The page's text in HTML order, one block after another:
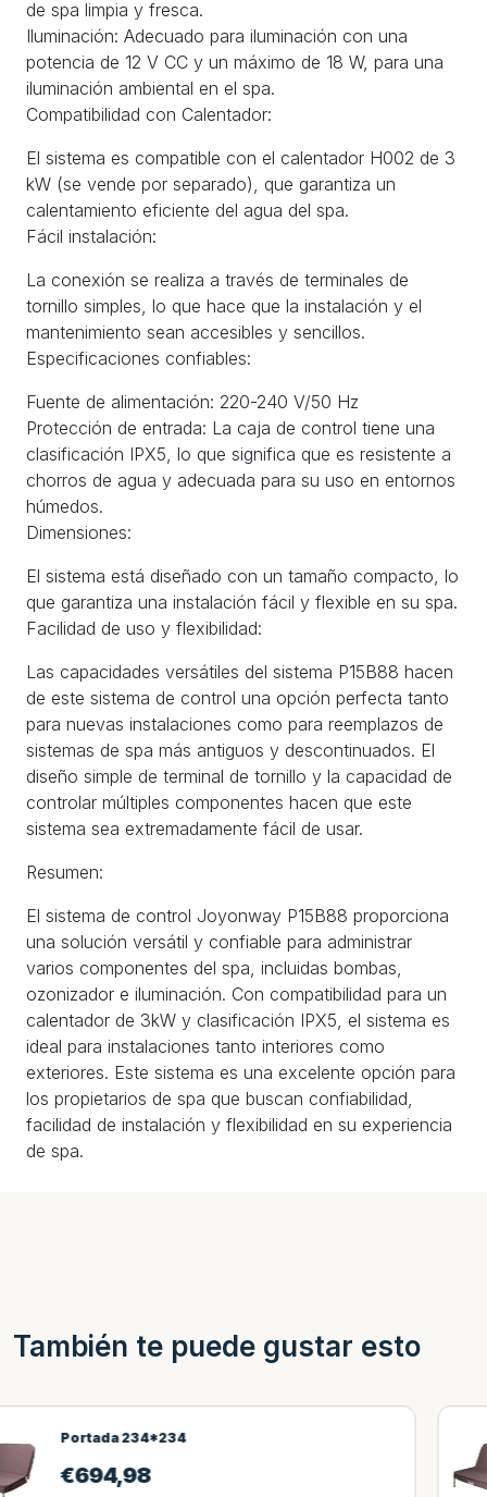
de spa limpia y fresca.
Iluminación: Adecuado para iluminación con una
potencia de 12 V CC y un máximo de 18 W, para una
iluminación ambiental en el spa.
Compatibilidad con Calentador:
El sistema es compatible con el calentador H002 de 3
kW (se vende por separado), que garantiza un
calentamiento eficiente del agua del spa.
Fácil instalación:
La conexión se realiza a través de terminales de
tornillo simples, lo que hace que la instalación y el
mantenimiento sean accesibles y sencillos.
Especificaciones confiables:
Fuente de alimentación: 220-240 V/50 Hz
Protección de entrada: La caja de control tiene una
clasificación IPX5, lo que significa que es resistente a
chorros de agua y adecuada para su uso en entornos
húmedos.
Dimensiones:
El sistema está diseñado con un tamaño compacto, lo
que garantiza una instalación fácil y flexible en su spa.
Facilidad de uso y flexibilidad:
Las capacidades versátiles del sistema P15B88 hacen
de este sistema de control una opción perfecta tanto
para nuevas instalaciones como para reemplazos de
sistemas de spa más antiguos y descontinuados. El
diseño simple de terminal de tornillo y la capacidad de
controlar múltiples componentes hacen que este
sistema sea extremadamente fácil de usar.
Resumen:
El sistema de control Joyonway P15B88 proporciona
una solución versátil y confiable para administrar
varios componentes del spa, incluidas bombas,
ozonizador e iluminación. Con compatibilidad para un
calentador de 3kW y clasificación IPX5, el sistema es
ideal para instalaciones tanto interiores como
exteriores. Este sistema es una excelente opción para
los propietarios de spa que buscan confiabilidad,
facilidad de instalación y flexibilidad en su experiencia
de spa.
También te puede gustar esto